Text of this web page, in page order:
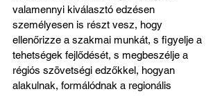
valamennyi kiválasztó edzésen
személyesen is részt vesz, hogy
ellenőrizze a szakmai munkát, s figyelje a
tehetségek fejlődését, s megbeszélje a
régiós szövetségi edzőkkel, hogyan
alakulnak, formálódnak a regionális